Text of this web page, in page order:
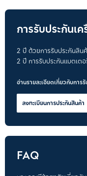
การรับประกันเ
2 ปี ด้วยการรับประกันสิน
2 ปี การรับประกันแบตเต
อ่านรายละเอียดเกี่ยวกับการ
ลงทะเบียนการประกันสินค้า
FAQ